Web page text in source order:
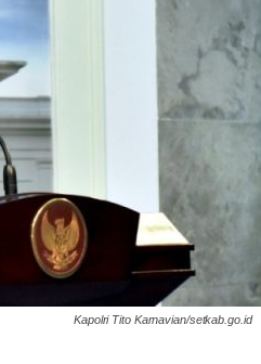
Kapolri Tito Karnavian/setkab.go.id